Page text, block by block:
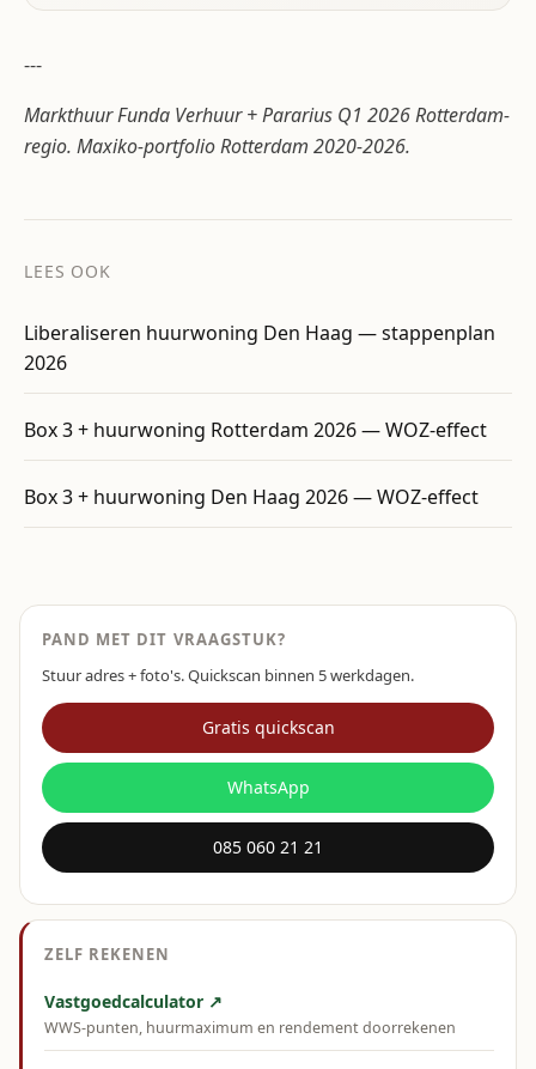
---
Markthuur Funda Verhuur + Pararius Q1 2026 Rotterdam-
regio. Maxiko-portfolio Rotterdam 2020-2026.
LEES OOK
Liberaliseren huurwoning Den Haag — stappenplan
2026
Box 3 + huurwoning Rotterdam 2026 — WOZ-effect
Box 3 + huurwoning Den Haag 2026 — WOZ-effect
PAND MET DIT VRAAGSTUK?
Stuur adres + foto's. Quickscan binnen 5 werkdagen.
Gratis quickscan
WhatsApp
085 060 21 21
ZELF REKENEN
Vastgoedcalculator ↗
WWS-punten, huurmaximum en rendement doorrekenen